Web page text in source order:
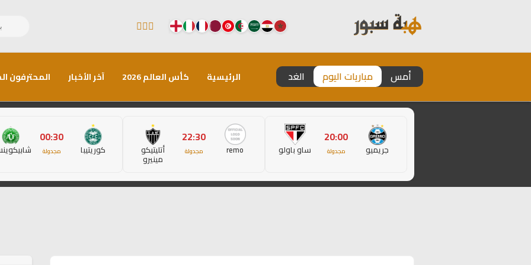
أمس مباريات اليوم الغد الرئيسية كأس العالم 2026 آخر الأخبار المحترفون
جريميو
20:00
مجدولة ساو باولو remo
22:30
مجدولة أتليتيكو
مينيرو
كوريتيبا
00:30
مجدولة